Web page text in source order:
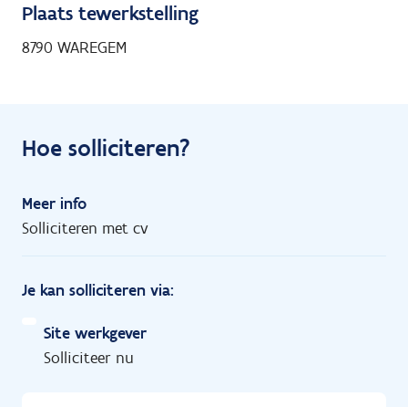
Plaats tewerkstelling
8790 WAREGEM
Hoe solliciteren?
Meer info
Solliciteren met cv
Je kan solliciteren via:
Site werkgever
Solliciteer nu